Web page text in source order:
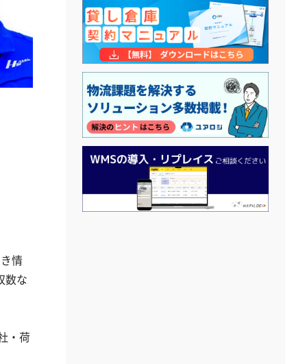
情
数な
・荷